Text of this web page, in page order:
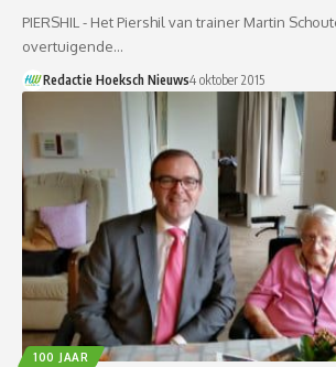
PIERSHIL - Het Piershil van trainer Martin
overtuigende…
Redactie Hoeksch Nieuws4 oktober 2015
100 JAAR